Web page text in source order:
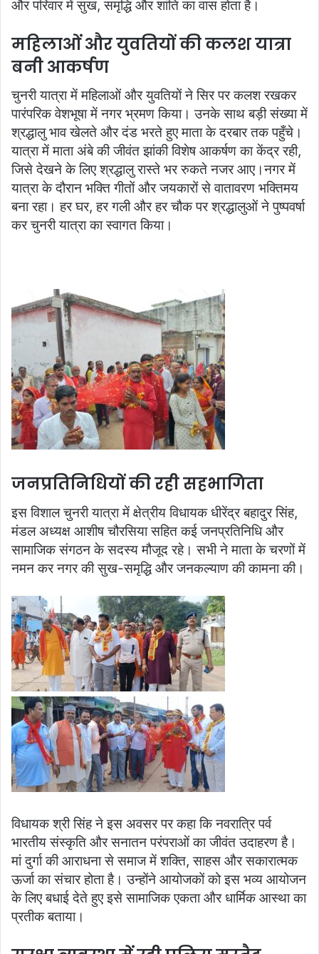
और परिवार में सुख, समृद्धि और शांति का वास होता है।
महिलाओं और युवतियों की कलश यात्रा
बनी आकर्षण
चुनरी यात्रा में महिलाओं और युवतियों ने सिर पर कलश रखकर
पारंपरिक वेशभूषा में नगर भ्रमण किया। उनके साथ बड़ी संख्या में
श्रद्धालु भाव खेलते और दंड भरते हुए माता के दरबार तक पहुँचे।
यात्रा में माता अंबे की जीवंत झांकी विशेष आकर्षण का केंद्र रही,
जिसे देखने के लिए श्रद्धालु रास्ते भर रुकते नजर आए।नगर में
यात्रा के दौरान भक्ति गीतों और जयकारों से वातावरण भक्तिमय
बना रहा। हर घर, हर गली और हर चौक पर श्रद्धालुओं ने पुष्पवर्षा
कर चुनरी यात्रा का स्वागत किया।
जनप्रतिनिधियों की रही सहभागिता
इस विशाल चुनरी यात्रा में क्षेत्रीय विधायक धीरेंद्र बहादुर सिंह,
मंडल अध्यक्ष आशीष चौरसिया सहित कई जनप्रतिनिधि और
सामाजिक संगठन के सदस्य मौजूद रहे। सभी ने माता के चरणों में
नमन कर नगर की सुख-समृद्धि और जनकल्याण की कामना की।
विधायक श्री सिंह ने इस अवसर पर कहा कि नवरात्रि पर्व
भारतीय संस्कृति और सनातन परंपराओं का जीवंत उदाहरण है।
मां दुर्गा की आराधना से समाज में शक्ति, साहस और सकारात्मक
ऊर्जा का संचार होता है। उन्होंने आयोजकों को इस भव्य आयोजन
के लिए बधाई देते हुए इसे सामाजिक एकता और धार्मिक आस्था का
प्रतीक बताया।